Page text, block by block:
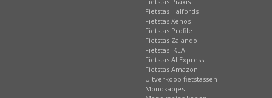
Fietstas Halfords
Fietstas Xenos
Fietstas Profile
Fietstas Zalando
Fietstas IKEA
Fietstas AliExpress
Fietstas Amazon
Uitverkoop fietstassen
Mondkapjes